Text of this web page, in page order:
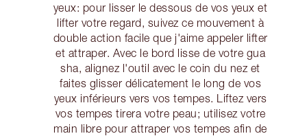
yeux: pour lisser le dessous de vos yeux et
lifter votre regard, suivez ce mouvement à
double action facile que j'aime appeler lifter
et attraper. Avec le bord lisse de votre gua
sha, alignez l'outil avec le coin du nez et
faites glisser délicatement le long de vos
yeux inférieurs vers vos tempes. Liftez vers
vos tempes tirera votre peau; utilisez votre
main libre pour attraper vos tempes afin de